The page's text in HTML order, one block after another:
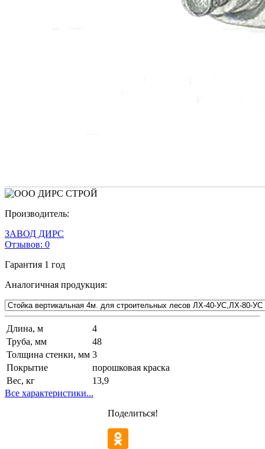
Производитель:
ЗАВОД ДИРС
Отзывов: 0
Гарантия 1 год
Аналогичная продукция:
Длина, м
4
Труба, мм
48
Толщина стенки, мм 3
Покрытие
порошковая краска
Вес, кг
13,9
Все характеристики...
Поделиться!